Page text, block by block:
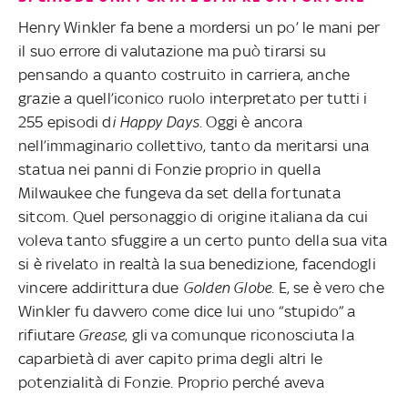
Henry Winkler fa bene a mordersi un po’ le mani per
il suo errore di valutazione ma può tirarsi su
pensando a quanto costruito in carriera, anche
grazie a quell’iconico ruolo interpretato per tutti i
255 episodi di Happy Days . Oggi è ancora
nell’immaginario collettivo, tanto da meritarsi una
statua nei panni di Fonzie proprio in quella
Milwaukee che fungeva da set della fortunata
sitcom. Quel personaggio di origine italiana da cui
voleva tanto sfuggire a un certo punto della sua vita
si è rivelato in realtà la sua benedizione, facendogli
vincere addirittura due Golden Globe. E, se è vero che
Winkler fu davvero come dice lui uno “stupido” a
rifiutare Grease, gli va comunque riconosciuta la
caparbietà di aver capito prima degli altri le
potenzialità di Fonzie. Proprio perché aveva